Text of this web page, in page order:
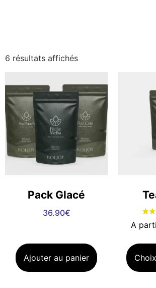
6 résultats affichés
Pack Glacé
36.90€
Ajouter au panier
A